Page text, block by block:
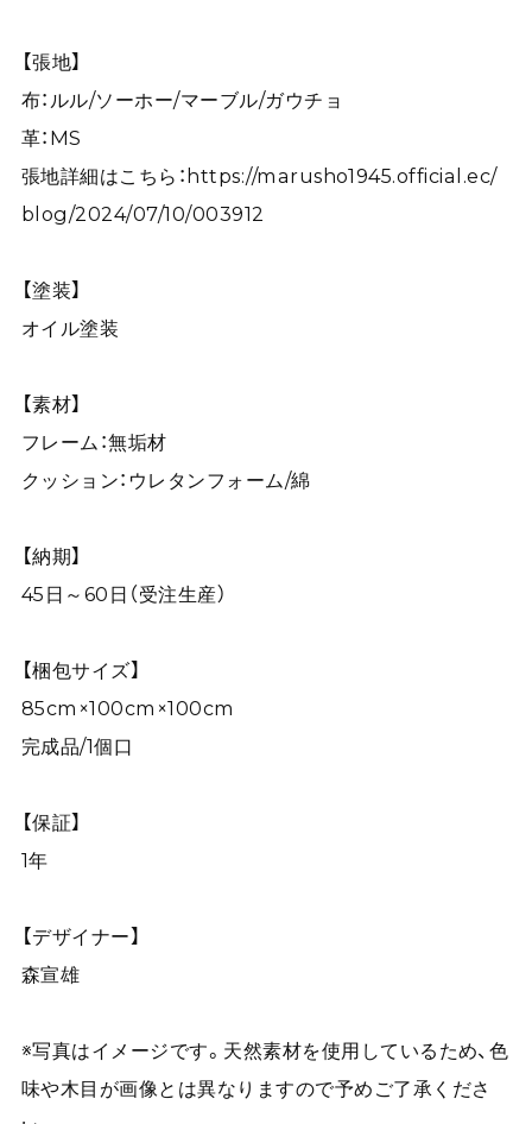
【張地】
布：ルル/ソーホー/マーブル/ガウチョ
革：MS
張地詳細はこちら： https://marusho1945.official.ec/
blog/2024/07/10/003912
【塗装】
オイル塗装
【素材】
フレーム：無垢材
クッション：ウレタンフォーム/綿
【納期】
45日～60日（受注生産）
【梱包サイズ】
85cm×100cm×100cm
完成品/1個口
【保証】
1年
【デザイナー】
森宣雄
※写真はイメージです。天然素材を使用しているため、色
味や木目が画像とは異なりますので予めご了承くださ